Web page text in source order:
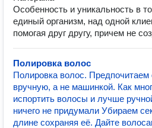
Особенность и уникальность в
единый организм, над одной
помогая друг другу, причем не
Полировка волос
Полировка волос.
вручную, а не машинкой. Как
испортить волосы и лучше
ничего не придумали Убираем
длине сохраняя её. Дайте